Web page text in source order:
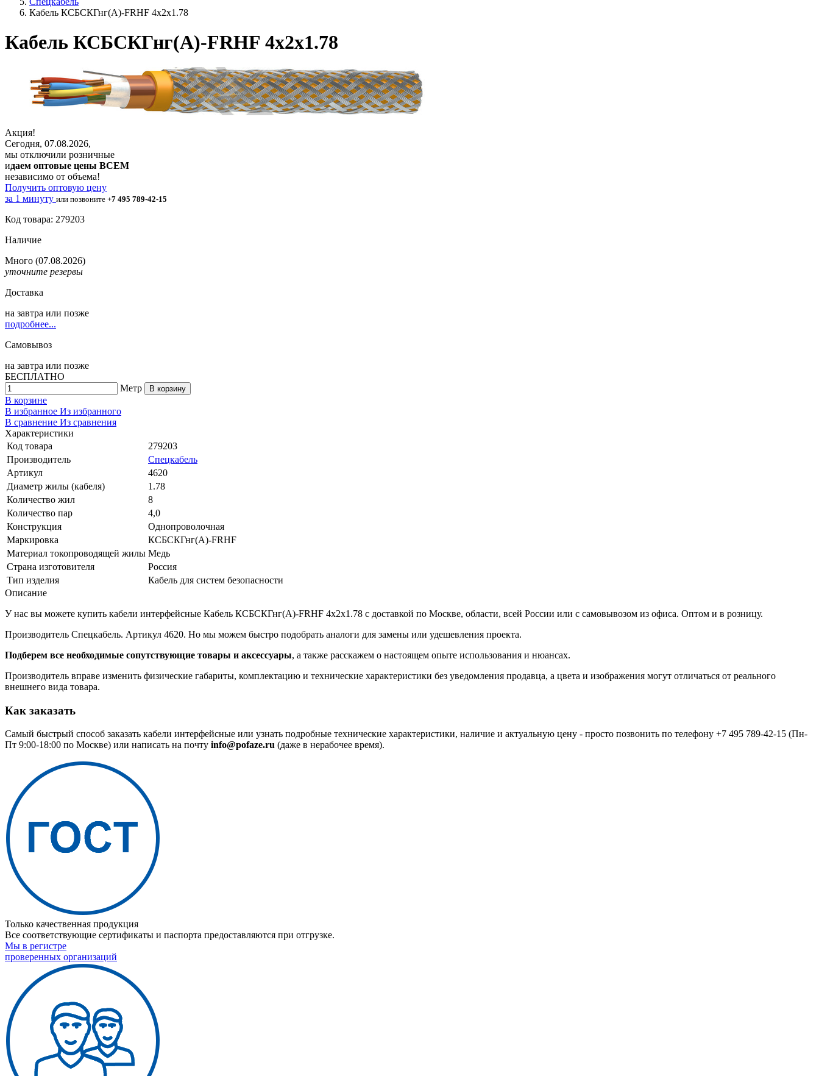
Кабель КСБСКГнг(А)-FRHF 4х2х1.78
Кабель КСБСКГнг(А)-FRHF 4х2х1.78
Акция!
Сегодня, 07.08.2026,
мы отключили розничные
идаем оптовые цены ВСЕМ
независимо от объема!
Получить оптовую цену
за 1 минуту или позвоните +7 495 789-42-15
Код товара: 279203
Наличие
Много (07.08.2026)
уточните резервы
Доставка
на завтра или позже
подробнее...
Самовывоз
на завтра или позже
БЕСПЛАТНО
Метр
В корзину
В корзине
В избранное Из избранного
В сравнение Из сравнения
Характеристики
Код товара
279203
Производитель
Спецкабель
Артикул
4620
Диаметр жилы (кабеля)
1.78
Количество жил
8
Количество пар
4,0
Конструкция
Однопроволочная
Маркировка
КСБСКГнг(A)-FRHF
Материал токопроводящей жилы Медь
Страна изготовителя
Россия
Тип изделия
Кабель для систем безопасности
Описание
У нас вы можете купить кабели интерфейсные Кабель КСБСКГнг(А)-FRHF 4х2х1.78 с доставкой по Москве, области, всей России или с самовывозом из офиса. Оптом и в розницу.
Производитель Спецкабель. Артикул 4620. Но мы можем быстро подобрать аналоги для замены или удешевления проекта.
Подберем все необходимые сопутствующие товары и аксессуары, а также расскажем о настоящем опыте использования и нюансах.
Производитель вправе изменить физические габариты, комплектацию и технические характеристики без уведомления продавца, а цвета и изображения могут отличаться от реального
внешнего вида товара.
Как заказать
Самый быстрый способ заказать кабели интерфейсные или узнать подробные технические характеристики, наличие и актуальную цену - просто позвонить по телефону +7 495 789-42-15 (Пн-
Пт 9:00-18:00 по Москве) или написать на почту info@pofaze.ru (даже в нерабочее время).
Только качественная продукция
Все соответствующие сертификаты и паспорта предоставляются при отгрузке.
Мы в регистре
проверенных организаций